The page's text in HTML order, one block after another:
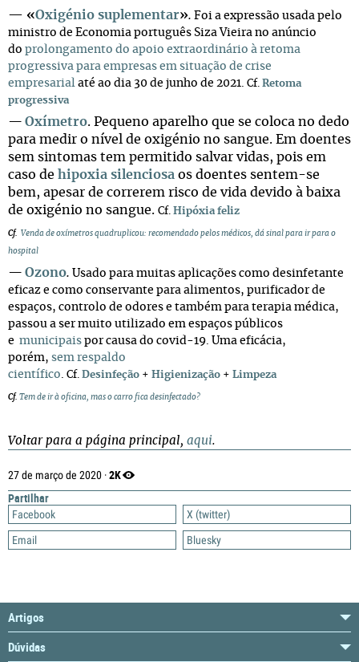
27 de março de 2020 ·2K
Partilhar
Facebook
X (twitter)
Email
Bluesky
— «Oxigénio suplementar». Foi a expressão usada pelo
ministro de Economia português Siza Vieira no anúncio
do prolongamento do apoio extraordinário à retoma
progressiva para empresas em situação de crise
empresarial até ao dia 30 de junho de 2021. Cf. Retoma
progressiva
— Oxímetro. Pequeno aparelho que se coloca no dedo
para medir o nível de oxigénio no sangue. Em doentes
sem sintomas tem permitido salvar vidas, pois em
caso de hipoxia silenciosa os doentes sentem-se
bem, apesar de correrem risco de vida devido à baixa
de oxigénio no sangue. Cf. Hipóxia feliz
Cf. Venda de oxímetros quadruplicou: recomendado pelos médicos, dá sinal para ir para o
hospital
— Ozono. Usado para muitas aplicações como desinfetante
eficaz e como conservante para alimentos, purificador de
espaços, controlo de odores e também para terapia médica,
passou a ser muito utilizado em espaços públicos
e municipais por causa do covid-19. Uma eficácia,
porém, sem respaldo
científico. Cf. Desinfeção + Higienização + Limpeza
Cf. Tem de ir à oficina, mas o carro fica desinfectado?
Voltar para a página principal, aqui.
Artigos
Dúvidas